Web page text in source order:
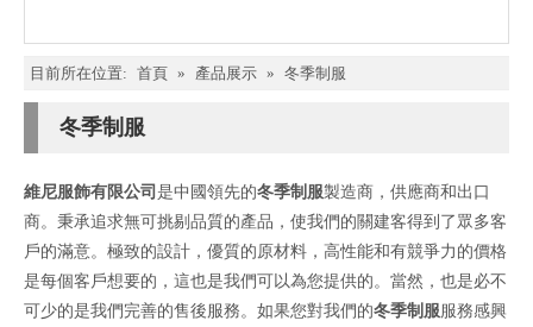
目前所在位置: 首頁 » 產品展示 » 冬季制服
冬季制服
維尼服飾有限公司 是中國領先的冬季制服製造商，供應商和出口
商。秉承追求無可挑剔品質的產品，使我們的關建客得到了眾多客
戶的滿意。極致的設計，優質的原材料，高性能和有競爭力的價格
是每個客戶想要的，這也是我們可以為您提供的。當然，也是必不
可少的是我們完善的售後服務。如果您對我們的冬季制服服務感興